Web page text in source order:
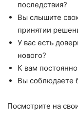
последствия?
Вы слышите
принятии
У вас есть
нового?
К вам
Вы соблюдаете
Посмотрите на